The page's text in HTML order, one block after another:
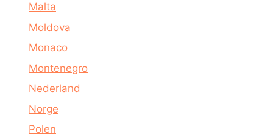
Malta
Moldova
Monaco
Montenegro
Nederland
Norge
Polen